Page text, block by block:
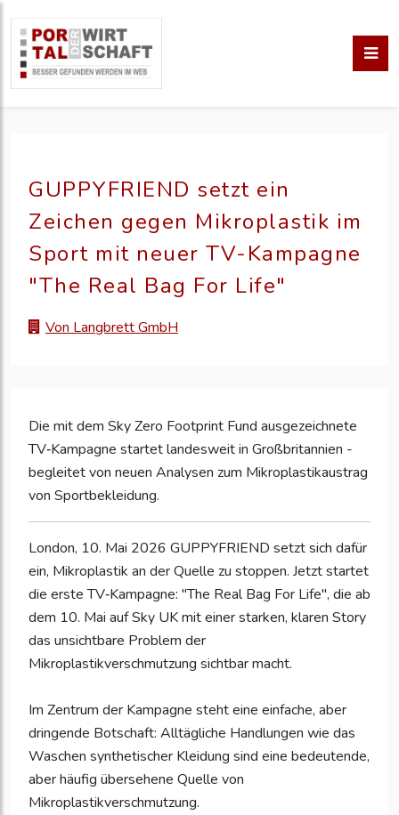
GUPPYFRIEND setzt ein
Zeichen gegen Mikroplastik im
Sport mit neuer TV-Kampagne
"The Real Bag For Life"
Von Langbrett GmbH
Die mit dem Sky Zero Footprint Fund ausgezeichnete
TV‑Kampagne startet landesweit in Großbritannien -
begleitet von neuen Analysen zum Mikroplastikaustrag
von Sportbekleidung.
London, 10. Mai 2026 GUPPYFRIEND setzt sich dafür
ein, Mikroplastik an der Quelle zu stoppen. Jetzt startet
die erste TV‑Kampagne: "The Real Bag For Life", die ab
dem 10. Mai auf Sky UK mit einer starken, klaren Story
das unsichtbare Problem der
Mikroplastikverschmutzung sichtbar macht.
Im Zentrum der Kampagne steht eine einfache, aber
dringende Botschaft: Alltägliche Handlungen wie das
Waschen synthetischer Kleidung sind eine bedeutende,
aber häufig übersehene Quelle von
Mikroplastikverschmutzung.